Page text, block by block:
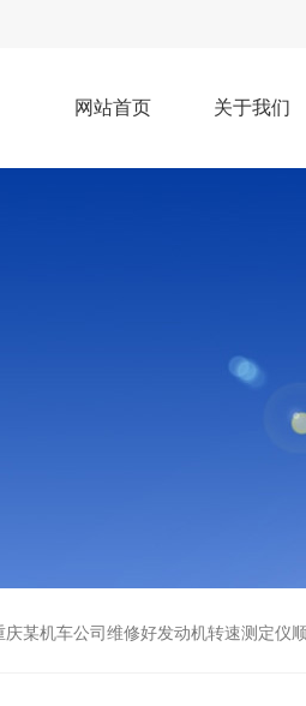
网站首页 关于我们
庆某机车公司维修好发动机转速测定仪